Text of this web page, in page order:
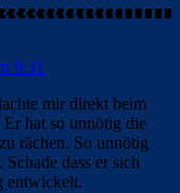
9:31
mir direkt beim
hat so unnötig die
rächen. So unnötig
dass er sich
entwickelt.